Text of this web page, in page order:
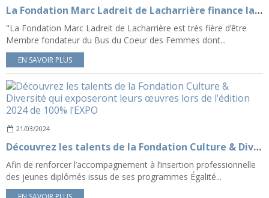
La Fondation Marc Ladreit de Lacharrière finance la nouvelle Maison Médicale Mobile du Bus du Coeur des Femmes
"La Fondation Marc Ladreit de Lacharrière est très fière d’être
Membre fondateur du Bus du Coeur des Femmes dont...
EN SAVOIR PLUS
21/03/2024
Découvrez les talents de la Fondation Culture & Diversité qui exposeront leurs œuvres lors de l’édition 2024 de 100% l’EXPO
Afin de renforcer l’accompagnement à l’insertion professionnelle
des jeunes diplômés issus de ses programmes Égalité...